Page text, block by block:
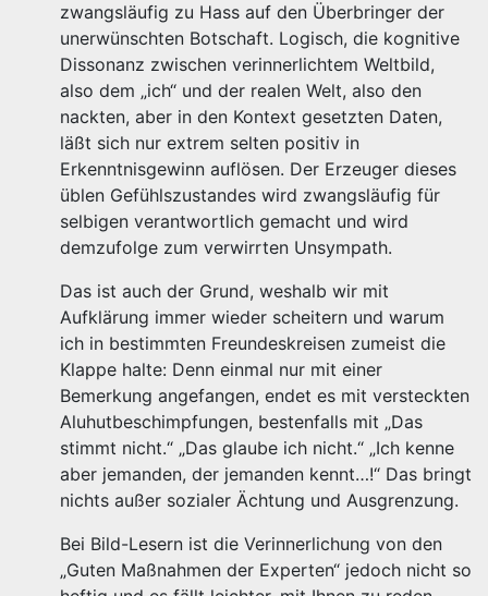
zwangsläufig zu Hass auf den Überbringer der
unerwünschten Botschaft. Logisch, die kognitive
Dissonanz zwischen verinnerlichtem Weltbild,
also dem „ich“ und der realen Welt, also den
nackten, aber in den Kontext gesetzten Daten,
läßt sich nur extrem selten positiv in
Erkenntnisgewinn auflösen. Der Erzeuger dieses
üblen Gefühlszustandes wird zwangsläufig für
selbigen verantwortlich gemacht und wird
demzufolge zum verwirrten Unsympath.
Das ist auch der Grund, weshalb wir mit
Aufklärung immer wieder scheitern und warum
ich in bestimmten Freundeskreisen zumeist die
Klappe halte: Denn einmal nur mit einer
Bemerkung angefangen, endet es mit versteckten
Aluhutbeschimpfungen, bestenfalls mit „Das
stimmt nicht.“ „Das glaube ich nicht.“ „Ich kenne
aber jemanden, der jemanden kennt…!“ Das bringt
nichts außer sozialer Ächtung und Ausgrenzung.
Bei Bild-Lesern ist die Verinnerlichung von den
„Guten Maßnahmen der Experten“ jedoch nicht so